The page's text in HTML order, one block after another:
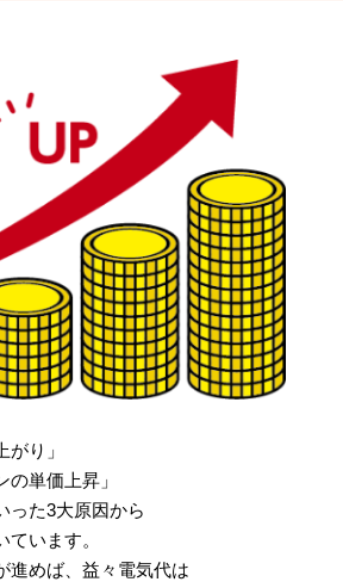
がり」
の単価上昇」
った3大原因から
います。
進めば、益々電気代は